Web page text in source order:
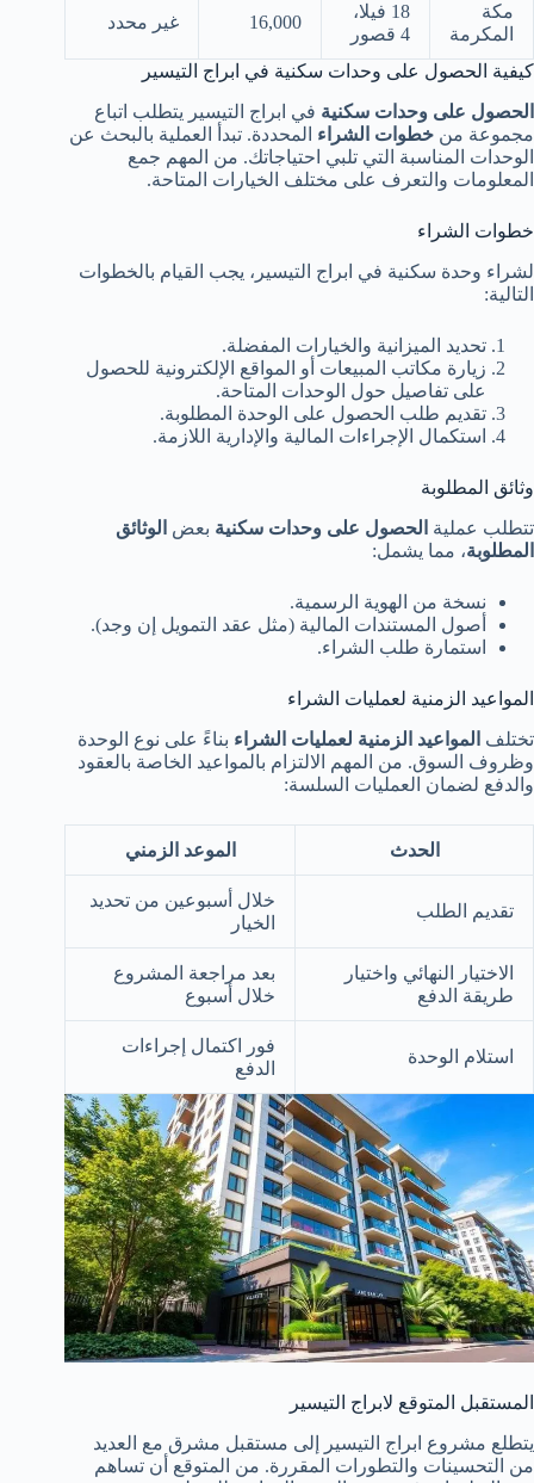
مكة
المكرمة
18 فيلا،
4 قصور
16,000 غير محدد
كيفية الحصول على وحدات سكنية في ابراج التيسير
الحصول على وحدات سكنية في ابراج التيسير يتطلب اتباع
مجموعة من خطوات الشراء المحددة. تبدأ العملية بالبحث عن
الوحدات المناسبة التي تلبي احتياجاتك. من المهم جمع
المعلومات والتعرف على مختلف الخيارات المتاحة.
خطوات الشراء
لشراء وحدة سكنية في ابراج التيسير، يجب القيام بالخطوات
التالية:
تحديد الميزانية والخيارات المفضلة.
زيارة مكاتب المبيعات أو المواقع الإلكترونية للحصول
على تفاصيل حول الوحدات المتاحة.
تقديم طلب الحصول على الوحدة المطلوبة.
استكمال الإجراءات المالية والإدارية اللازمة.
وثائق المطلوبة
تتطلب عملية الحصول على وحدات سكنية بعض الوثائق
المطلوبة، مما يشمل:
نسخة من الهوية الرسمية.
أصول المستندات المالية (مثل عقد التمويل إن وجد).
استمارة طلب الشراء.
المواعيد الزمنية لعمليات الشراء
تختلف المواعيد الزمنية لعمليات الشراء بناءً على نوع الوحدة
وظروف السوق. من المهم الالتزام بالمواعيد الخاصة بالعقود
والدفع لضمان العمليات السلسة:
الحدث الموعد الزمني
تقديم الطلب
خلال أسبوعين من تحديد
الخيار
الاختيار النهائي واختيار
طريقة الدفع
بعد مراجعة المشروع
خلال أسبوع
استلام الوحدة
فور اكتمال إجراءات
الدفع
المستقبل المتوقع لابراج التيسير
يتطلع مشروع ابراج التيسير إلى مستقبل مشرق مع العديد
من التحسينات والتطورات المقررة. من المتوقع أن تساهم